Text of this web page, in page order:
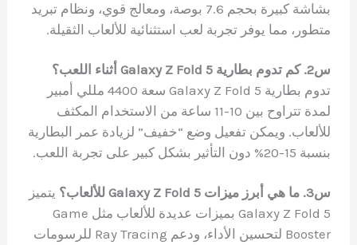
بشاشة كبيرة بحجم 7.6 بوصة، ومعالج قوي، ونظام تبريد
متطور، مما يوفر تجربة لعب استثنائية للألعاب الثقيلة.
س2. كم تدوم بطارية Galaxy Z Fold 5 أثناء اللعب؟
تدوم بطارية Galaxy Z Fold 5 سعة 4400 مللي أمبير
لمدة تتراوح بين 10-11 ساعة من الاستخدام المكثف
للألعاب. ويمكن تفعيل وضع “خفيف” لزيادة عمر البطارية
بنسبة 15-20% دون التأثير بشكل كبير على تجربة اللعب.
س3. ما هي أبرز ميزات Galaxy Z Fold 5 للألعاب؟
يتميز
Galaxy Z Fold 5 بميزات عديدة للألعاب مثل Game
Booster لتحسين الأداء، ودعم Ray Tracing للرسومات